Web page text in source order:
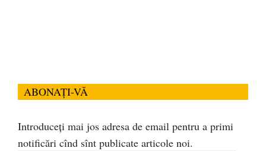
ABONAȚI-VĂ
Introduceți mai jos adresa de email pentru a primi
notificări cînd sînt publicate articole noi.